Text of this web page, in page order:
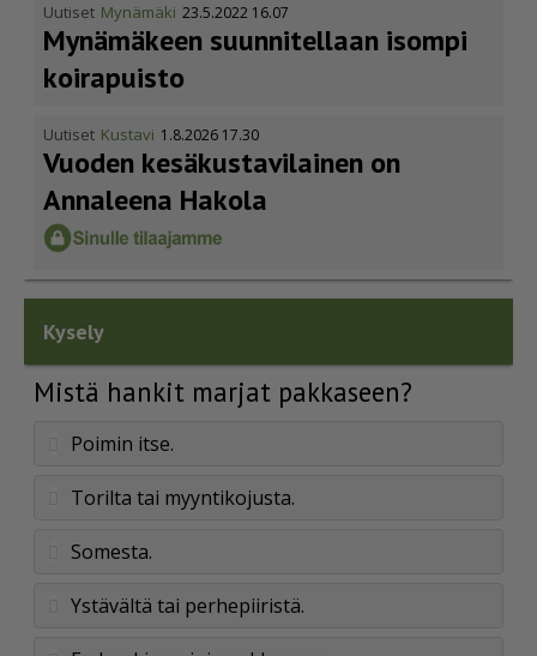
Uutiset Mynämäki 23.5.2022 16.07
Mynämäkeen suunnitellaan isompi
koirapuisto
Uutiset Kustavi 1.8.2026 17.30
Vuoden kesäkus­ta­vi­lainen on
Annaleena Hakola
Kysely
Mistä hankit marjat pakkaseen?
Poimin itse.
Torilta tai myyntikojusta.
Somesta.
Ystävältä tai perhepiiristä.